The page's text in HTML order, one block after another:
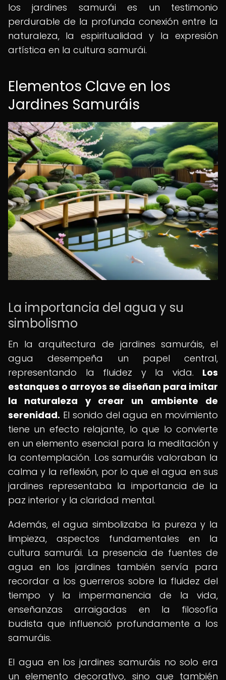
los jardines samurái es un testimonio
perdurable de la profunda conexión entre la
naturaleza, la espiritualidad y la expresión
artística en la cultura samurái.
Elementos Clave en los
Jardines Samuráis
La importancia del agua y su
simbolismo
En la arquitectura de jardines samuráis, el
agua desempeña un papel central,
representando la fluidez y la vida. Los
estanques o arroyos se diseñan para imitar
la naturaleza y crear un ambiente de
serenidad. El sonido del agua en movimiento
tiene un efecto relajante, lo que lo convierte
en un elemento esencial para la meditación y
la contemplación. Los samuráis valoraban la
calma y la reflexión, por lo que el agua en sus
jardines representaba la importancia de la
paz interior y la claridad mental.
Además, el agua simbolizaba la pureza y la
limpieza, aspectos fundamentales en la
cultura samurái. La presencia de fuentes de
agua en los jardines también servía para
recordar a los guerreros sobre la fluidez del
tiempo y la impermanencia de la vida,
enseñanzas arraigadas en la filosofía
budista que influenció profundamente a los
samuráis.
El agua en los jardines samuráis no solo era
un elemento decorativo, sino que también